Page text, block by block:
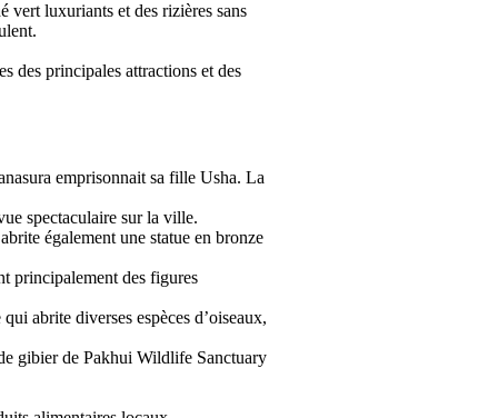
vert luxuriants et des rizières sans
des principales attractions et des
emprisonnait sa fille Usha. La
spectaculaire sur la ville.
également une statue en bronze
principalement des figures
abrite diverses espèces d’oiseaux,
gibier de Pakhui Wildlife Sanctuary